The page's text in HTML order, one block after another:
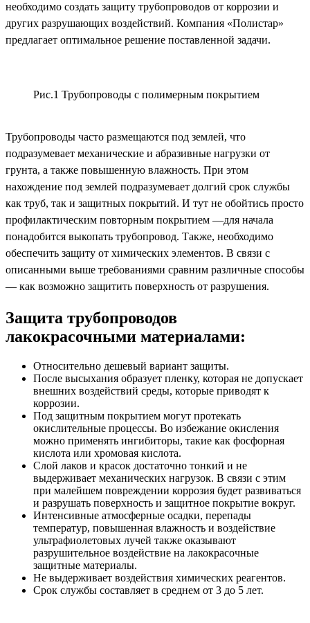
необходимо создать защиту трубопроводов от коррозии и
других разрушающих воздействий. Компания «Полистар»
предлагает оптимальное решение поставленной задачи.
Рис.1 Трубопроводы с полимерным покрытием
Трубопроводы часто размещаются под землей, что
подразумевает механические и абразивные нагрузки от
грунта, а также повышенную влажность. При этом
нахождение под землей подразумевает долгий срок службы
как труб, так и защитных покрытий. И тут не обойтись просто
профилактическим повторным покрытием —для начала
понадобится выкопать трубопровод. Также, необходимо
обеспечить защиту от химических элементов. В связи с
описанными выше требованиями сравним различные способы
— как возможно защитить поверхность от разрушения.
Защита трубопроводов
лакокрасочными материалами:
Относительно дешевый вариант защиты.
После высыхания образует пленку, которая не допускает
внешних воздействий среды, которые приводят к
коррозии.
Под защитным покрытием могут протекать
окислительные процессы. Во избежание окисления
можно применять ингибиторы, такие как фосфорная
кислота или хромовая кислота.
Слой лаков и красок достаточно тонкий и не
выдерживает механических нагрузок. В связи с этим
при малейшем повреждении коррозия будет развиваться
и разрушать поверхность и защитное покрытие вокруг.
Интенсивные атмосферные осадки, перепады
температур, повышенная влажность и воздействие
ультрафиолетовых лучей также оказывают
разрушительное воздействие на лакокрасочные
защитные материалы.
Не выдерживает воздействия химических реагентов.
Срок службы составляет в среднем от 3 до 5 лет.